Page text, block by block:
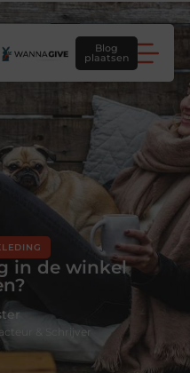
Blog
plaatsen
in de winkel
& Schrijver